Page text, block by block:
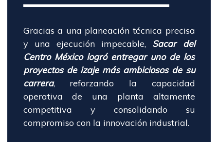
Gracias a una planeación técnica precisa
y una ejecución impecable, Sacar del
Centro México logró entregar uno de los
proyectos de izaje más ambiciosos de su
carrera, reforzando la capacidad
operativa de una planta altamente
competitiva y consolidando su
compromiso con la innovación industrial.